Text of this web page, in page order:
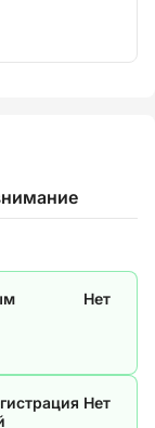
Нет
Нет